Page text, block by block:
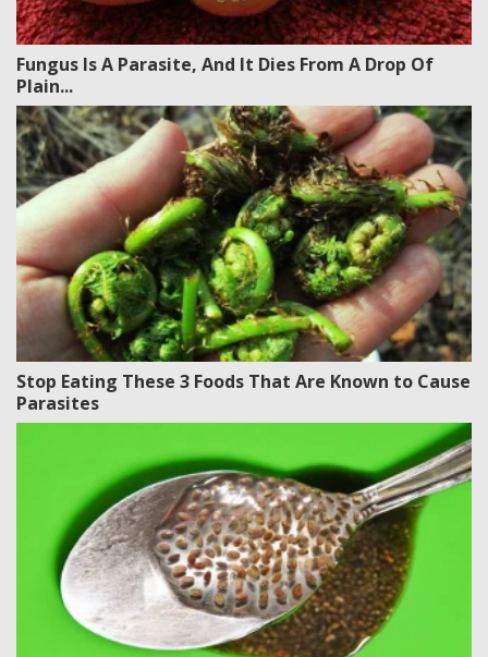
Fungus Is A Parasite, And It Dies From A Drop Of
Plain...
Stop Eating These 3 Foods That Are Known to Cause
Parasites